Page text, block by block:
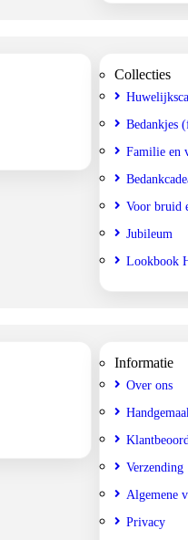
Collecties
Bedankjes
Familie en
Voor bruid
Jubileum
Lookbook
Informatie
Over ons
Verzending
Algemene
Privacy